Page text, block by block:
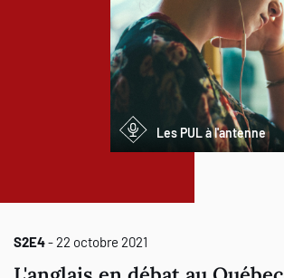
Les PUL à l'antenne
S2E4- 22 octobre 2021